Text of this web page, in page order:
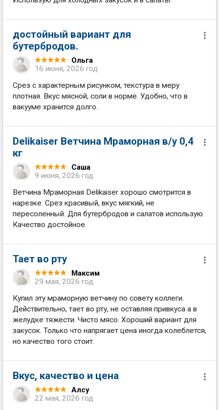
достойный вариант для
бутербродов.
Ольга
16 июня, 2026 год
Срез с характерным рисунком, текстура в меру
плотная. Вкус мясной, соли в норме. Удобно, что в
вакууме хранится долго.
Delikaiser Ветчина Мраморная в/у 0,4
кг
Саша
9 июня, 2026 год
Ветчина Мраморная Delikaiser хорошо смотрится в
нарезке. Срез красивый, вкус мягкий, не
пересоленный. Для бутербродов и салатов использую.
Качество достойное.
Тает во рту
Максим
29 мая, 2026 год
Купил эту мраморную ветчину по совету коллеги.
Действительно, тает во рту, не оставляя привкуса а в
желудке тяжести. Чисто мясо. Хороший вариант для
закусок. Только что напрягает цена иногда колеблется,
но качество того стоит.
Вкус, качество и цена
Алсу
22 мая, 2026 год